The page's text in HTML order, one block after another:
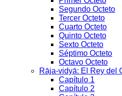
Segundo Octeto
Tercer Octeto
Cuarto Octeto
Quinto Octeto
Sexto Octeto
Séptimo Octeto
Octavo Octeto
Rāja-vidyā: El Rey del
Capítulo 1
Capítulo 2